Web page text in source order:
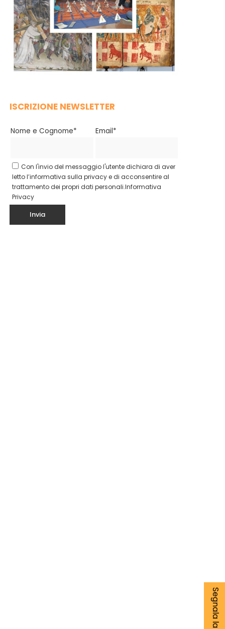
ISCRIZIONE NEWSLETTER
Nome e Cognome* Email*
Con l'invio del messaggio l'utente dichiara di aver
letto l’informativa sulla privacy e di acconsentire al
trattamento dei propri dati personali.Informativa
Privacy